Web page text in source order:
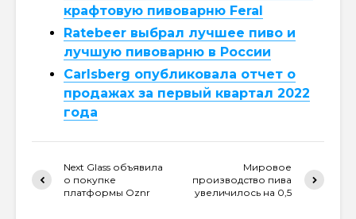
крафтовую пивоварню Feral
Ratebeer выбрал лучшее пиво и
лучшую пивоварню в России
Carlsberg опубликовала отчет о
продажах за первый квартал 2022
года
Next Glass объявила
о покупке
платформы Oznr
Мировое
производство пива
увеличилось на 0,5